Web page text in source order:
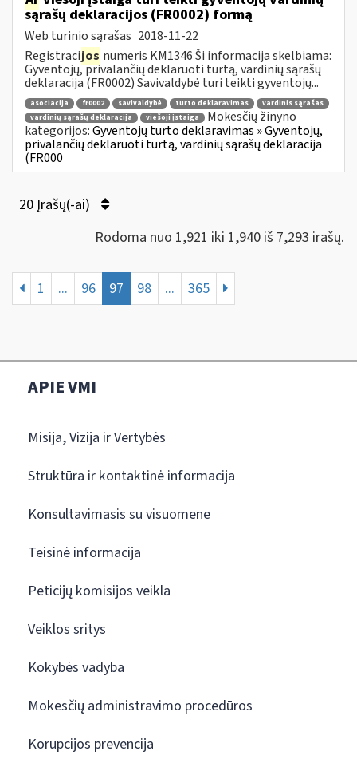
sąrašų deklaracijos (FR0002) formą
Web turinio sąrašas 2018-11-22
Registracijos numeris KM1346 Ši informacija skelbiama:
Gyventojų, privalančių deklaruoti turtą, vardinių sąrašų
deklaracija (FR0002) Savivaldybė turi teikti gyventojų...
asociacija fr0002 savivaldybė turto deklaravimas
vardinis sąrašas
vardinių sąrašų deklaracija
viešoji įstaiga
Mokesčių žinyno
kategorijos:Gyventojų turto deklaravimas » Gyventojų,
privalančių deklaruoti turtą, vardinių sąrašų deklaracija
(FR000
20 Įrašų(-ai)
Rodoma nuo 1,921 iki 1,940 iš 7,293 irašų.
1 ... 96 97 98 ... 365
APIE VMI
Misija, Vizija ir Vertybės
Struktūra ir kontaktinė informacija
Konsultavimasis su visuomene
Teisinė informacija
Peticijų komisijos veikla
Veiklos sritys
Kokybės vadyba
Mokesčių administravimo procedūros
Korupcijos prevencija